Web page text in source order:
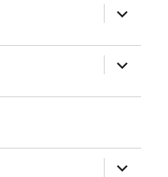
anzeigen
anzeigen